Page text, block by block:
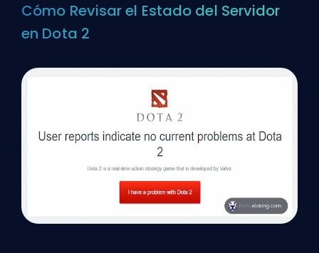
Cómo Revisar el Estado del Servidor
en Dota 2